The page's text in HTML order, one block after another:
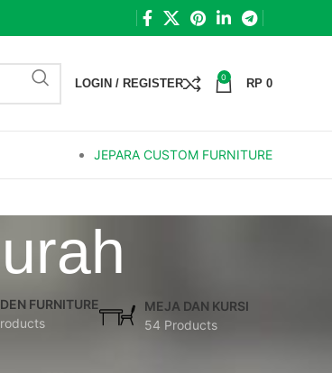
LOGIN / REGISTER 0 RP 0
JEPARA CUSTOM FURNITURE
FURNITURE
MEJA DAN KURSI
54 Products